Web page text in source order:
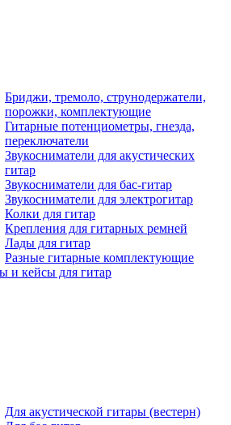
Бриджи, тремоло, струнодержатели,
порожки, комплектующие
Гитарные потенциометры, гнезда,
переключатели
Звукосниматели для акустических
гитар
Звукосниматели для бас-гитар
Звукосниматели для электрогитар
Колки для гитар
Крепления для гитарных ремней
Лады для гитар
Разные гитарные комплектующие
и кейсы для гитар
Для акустической гитары (вестерн)